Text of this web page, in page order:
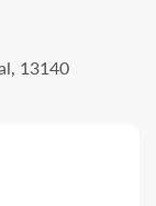
13140